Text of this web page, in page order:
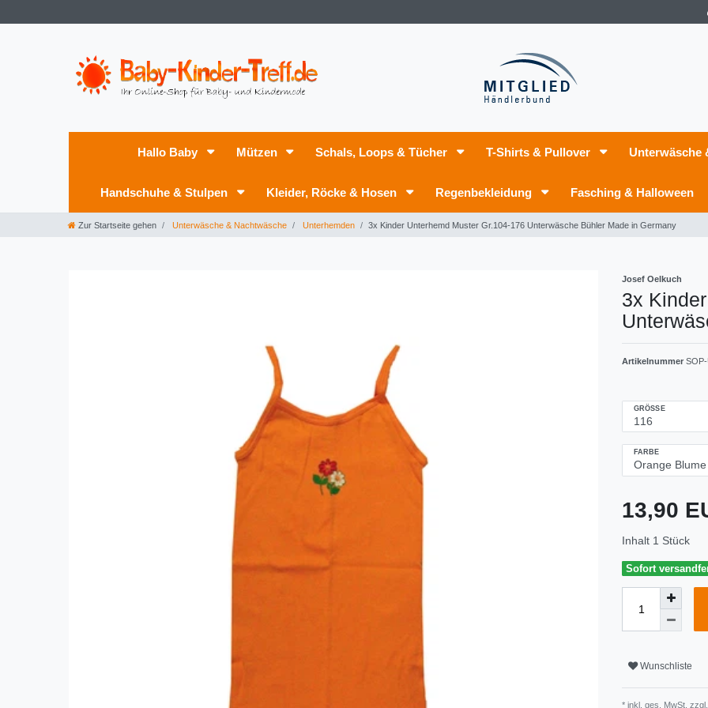
Hallo Baby Mützen Schals, Loops & Tücher T-Shirts & Pullover Unterwäsche
Handschuhe & Stulpen Kleider, Röcke & Hosen Regenbekleidung Fasching & Halloween
Zur Startseite gehen Unterwäsche & Nachtwäsche Unterhemden 3x Kinder Unterhemd Muster Gr.104-176 Unterwäsche Bühler Made in Germany
Josef Oelkuch
3x
Artikelnummer
GRÖSSE
FARBE
13,90
Inhalt 1 Stück
Sofort
Wunschliste
* inkl. ges. MwSt. zzgl.